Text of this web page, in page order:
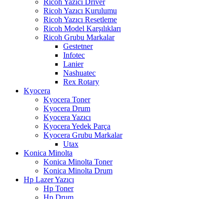
Ricoh Yazıcı Driver
Ricoh Yazıcı Kurulumu
Ricoh Yazıcı Resetleme
Ricoh Model Karşılıkları
Ricoh Grubu Markalar
Gestetner
Infotec
Lanier
Nashuatec
Rex Rotary
Kyocera
Kyocera Toner
Kyocera Drum
Kyocera Yazıcı
Kyocera Yedek Parça
Kyocera Grubu Markalar
Utax
Konica Minolta
Konica Minolta Toner
Konica Minolta Drum
Hp Lazer Yazıcı
Hp Toner
Hp Drum